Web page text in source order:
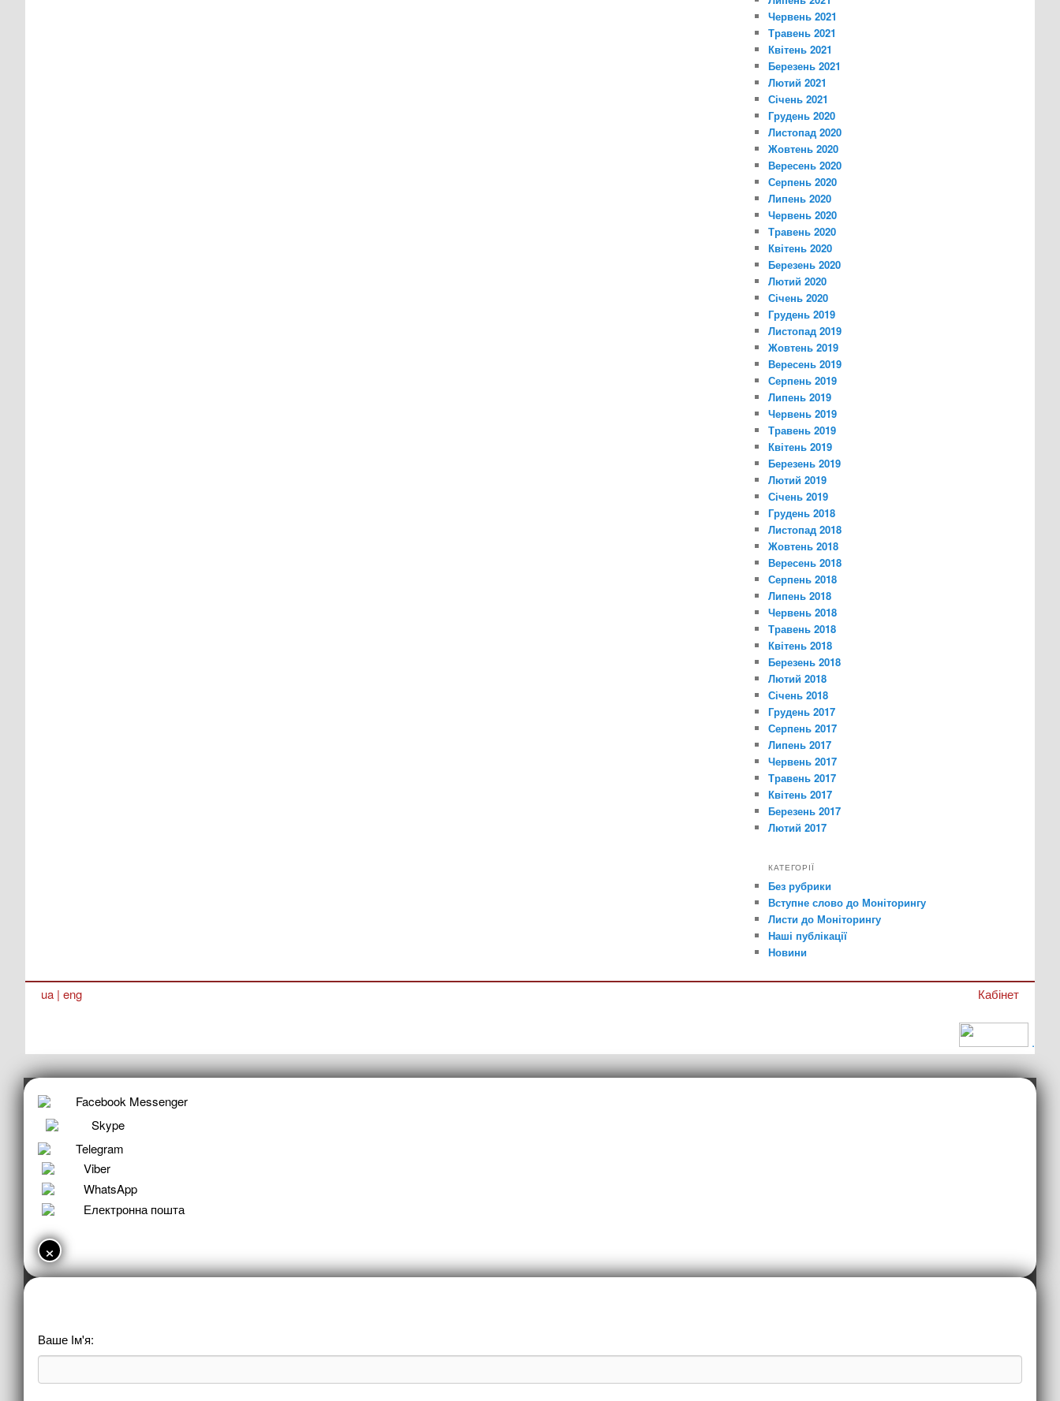
Червень 2021
Травень 2021
Квітень 2021
Березень 2021
Лютий 2021
Січень 2021
Грудень 2020
Листопад 2020
Жовтень 2020
Вересень 2020
Серпень 2020
Липень 2020
Червень 2020
Травень 2020
Квітень 2020
Березень 2020
Лютий 2020
Січень 2020
Грудень 2019
Листопад 2019
Жовтень 2019
Вересень 2019
Серпень 2019
Липень 2019
Червень 2019
Травень 2019
Квітень 2019
Березень 2019
Лютий 2019
Січень 2019
Грудень 2018
Листопад 2018
Жовтень 2018
Вересень 2018
Серпень 2018
Липень 2018
Червень 2018
Травень 2018
Квітень 2018
Березень 2018
Лютий 2018
Січень 2018
Грудень 2017
Серпень 2017
Липень 2017
Червень 2017
Травень 2017
Квітень 2017
Березень 2017
Лютий 2017
КАТЕГОРІЇ
Без рубрики
Вступне слово до Моніторингу
Листи до Моніторингу
Наші публікації
Новини
ua | eng Кабінет
.
Facebook Messenger
Skype
Telegram
Viber
WhatsApp
Електронна пошта
×
Ваше Ім'я: